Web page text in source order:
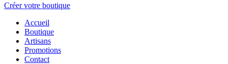
Créer votre boutique
Accueil
Boutique
Artisans
Promotions
Contact